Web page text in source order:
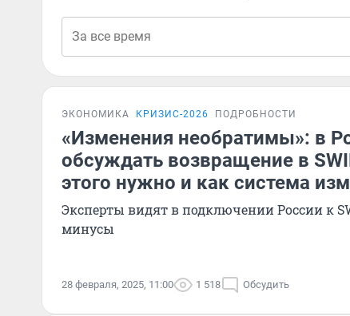
ЭКОНОМИКА КРИЗИС-2026 ПОДРОБНОСТИ
«Изменения необратимы»: в
обсуждать возвращение в
этого нужно и как система
Эксперты видят в подключении России к
минусы
28 февраля, 2025, 11:00 1 518 Обсудить